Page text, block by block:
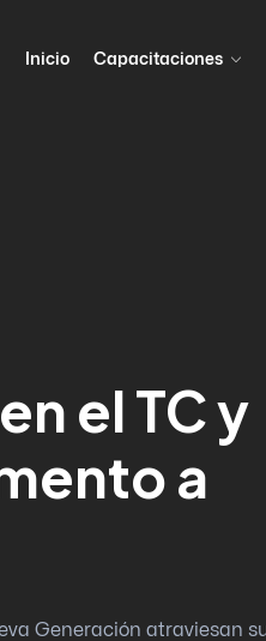
Inicio Capacitaciones
el TC y
a
Generación atraviesan